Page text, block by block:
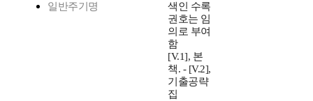
일반주기명
색인 수록
권호는 임
의로 부여
함
[V.1], 본
책. - [V.2],
기출공략
집